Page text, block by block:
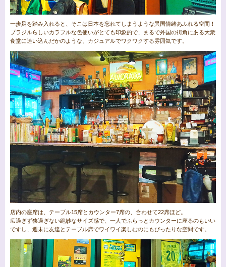
一歩足を踏み入れると、そこは日本を忘れてしまうような異国情緒あふれる空間！
ブラジルらしいカラフルな色使いがとても印象的で、まるで外国の街角にある大衆
食堂に迷い込んだかのような、カジュアルでワクワクする雰囲気です。
店内の座席は、テーブル15席とカウンター7席の、合わせて22席ほど。
広過ぎず狭過ぎない絶妙なサイズ感で、一人でふらっとカウンターに座るのもいい
ですし、週末に友達とテーブル席でワイワイ楽しむのにもぴったりな空間です。